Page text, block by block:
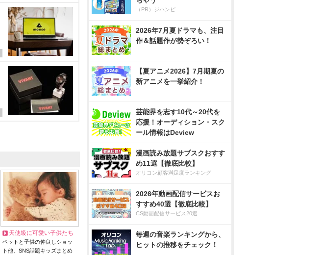
天使級に可愛い子供たち
ペットと子供の仲良しショッ
ト他、SNS話題キッズまとめ
（PR）ジハンピ
2026年7月夏ドラマも、注目
作＆話題作が勢ぞろい！
【夏アニメ2026】7月期夏の
新アニメを一挙紹介！
芸能界を志す10代～20代を
応援！オーディション・スク
ール情報はDeview
漫画読み放題サブスクおすす
め11選【徹底比較】
オリコン顧客満足度ランキング
2026年動画配信サービスお
すすめ40選【徹底比較】
CS動画配信サービス20選
毎週の音楽ランキングから、
ヒットの推移をチェック！